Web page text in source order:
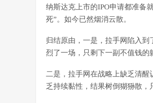
纳斯达克上市的IPO申请都准备
死”。如今已然烟消云散。
归结原由，一是，拉手网陷入
烈了一场，只剩下一副不值钱的
二是，拉手网在战略上缺乏清
乏持续黏性，结果树倒猢狲散，